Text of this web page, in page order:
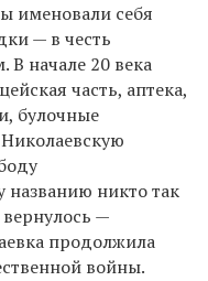
именовали себя
— в честь
В начале 20 века
часть, аптека,
булочные
названию никто так
—
продолжила
войны.